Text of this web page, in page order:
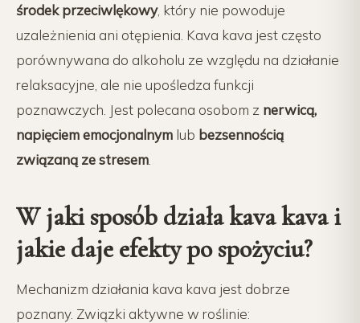
środek przeciwlękowy, który nie powoduje
uzależnienia ani otępienia. Kava kava jest często
porównywana do alkoholu ze względu na działanie
relaksacyjne, ale nie upośledza funkcji
poznawczych. Jest polecana osobom z nerwicą,
napięciem emocjonalnym lub bezsennością
związaną ze stresem
W jaki sposób działa kava kava i
jakie daje efekty po spożyciu?
Mechanizm działania kava kava jest dobrze
poznany. Związki aktywne w roślinie: